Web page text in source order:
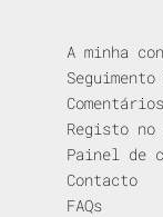
A minha
Seguimento
Registo
Painel de
Contacto
FAQs